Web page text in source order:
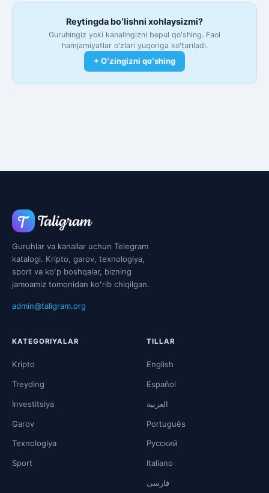
Reytingda boʻlishni xohlaysizmi?
Guruhingiz yoki kanalingizni bepul qoʻshing. Faol
hamjamiyatlar oʻzlari yuqoriga koʻtariladi.
+ Oʻzingizni qoʻshing
Guruhlar va kanallar uchun Telegram
katalogi. Kripto, garov, texnologiya,
sport va koʻp boshqalar, bizning
jamoamiz tomonidan koʻrib chiqilgan.
admin@taligram.org
KATEGORIYALAR
Kripto
Treyding
Investitsiya
Garov
Texnologiya
Sport
TILLAR
English
Español
العربية
Português
Русский
Italiano
فارسی